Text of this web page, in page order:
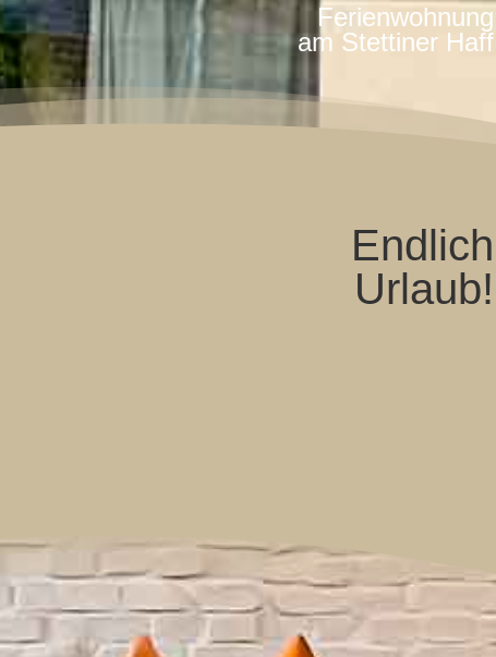
Ferienwohnung
am Stettiner Haff
Endlich
Urlaub!